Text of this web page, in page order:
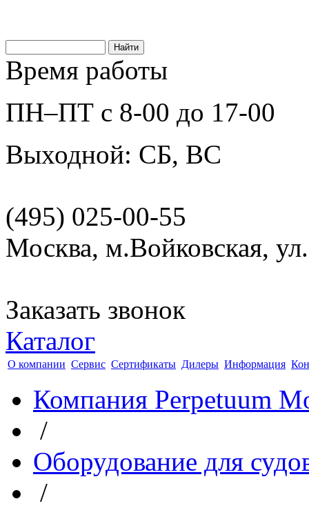
Время работы
ПН–ПТ с 8-00 до 17-00
Выходной: СБ, ВС
(495) 025-00-55
Москва, м.Войковская,
Заказать звонок
Каталог
О компании Сервис Сертификаты Дилеры Информация
Компания Perpetuum
/
Оборудование для
/